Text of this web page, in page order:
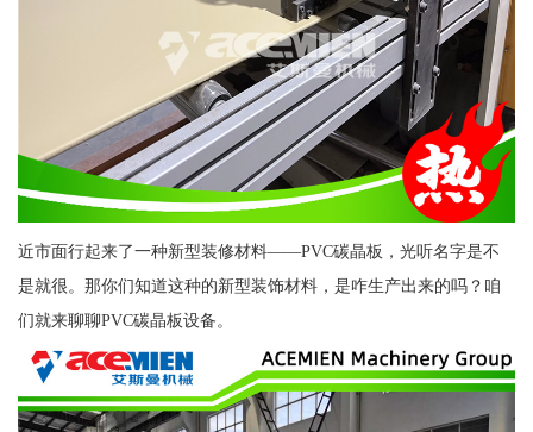
近市面行起来了一种新型装修材料——PVC碳晶板，光听名字是不
是就很。那你们知道这种的新型装饰材料，是咋生产出来的吗？咱
们就来聊聊PVC碳晶板设备。